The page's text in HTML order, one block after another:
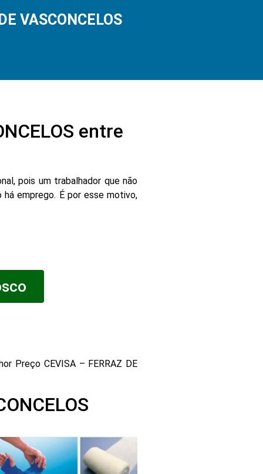
VASCONCELOS
entre
pois um trabalhador que não
emprego. É por esse motivo,
Preço CEVISA – FERRAZ DE